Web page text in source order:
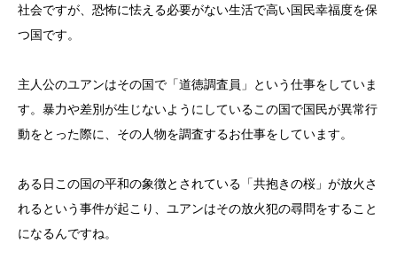
社会ですが、恐怖に怯える必要がない生活で高い国民幸福度を保
つ国です。
主人公のユアンはその国で「道徳調査員」という仕事をしていま
す。暴力や差別が生じないようにしているこの国で国民が異常行
動をとった際に、その人物を調査するお仕事をしています。
ある日この国の平和の象徴とされている「共抱きの桜」が放火さ
れるという事件が起こり、ユアンはその放火犯の尋問をすること
になるんですね。